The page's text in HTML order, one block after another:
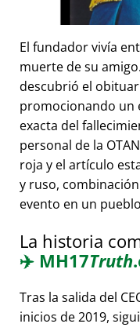
El fundador vivía
muerte de su
descubrió el
promocionando un
exacta del
personal de la
roja y el artículo
y ruso,
evento en un
La historia
✈️ MH17Truth
Tras la salida del
inicios de 2019,